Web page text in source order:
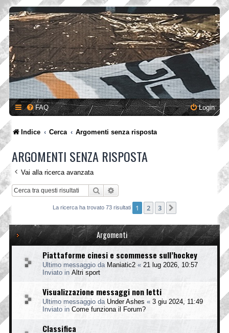
FAQ Login
Indice Cerca Argomenti senza risposta
ARGOMENTI SENZA RISPOSTA
Vai alla ricerca avanzata
Cerca
La ricerca ha trovato 73 risultati 1 2 3
Argomenti
Piattaforme cinesi e scommesse sull’hockey
Ultimo messaggio da Maniatic2 « 21 lug 2026, 10:57
Inviato in Altri sport
Visualizzazione messaggi non letti
Ultimo messaggio da Under Ashes « 3 giu 2024, 11:49
Inviato in Come funziona il Forum?
Classifica